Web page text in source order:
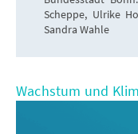
Scheppe, Ulrike
Sandra Wahle
Wachstum und